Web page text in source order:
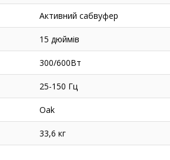
Активний сабвуфер
15 дюймів
300/600Вт
25-150 Гц
Oak
33,6 кг